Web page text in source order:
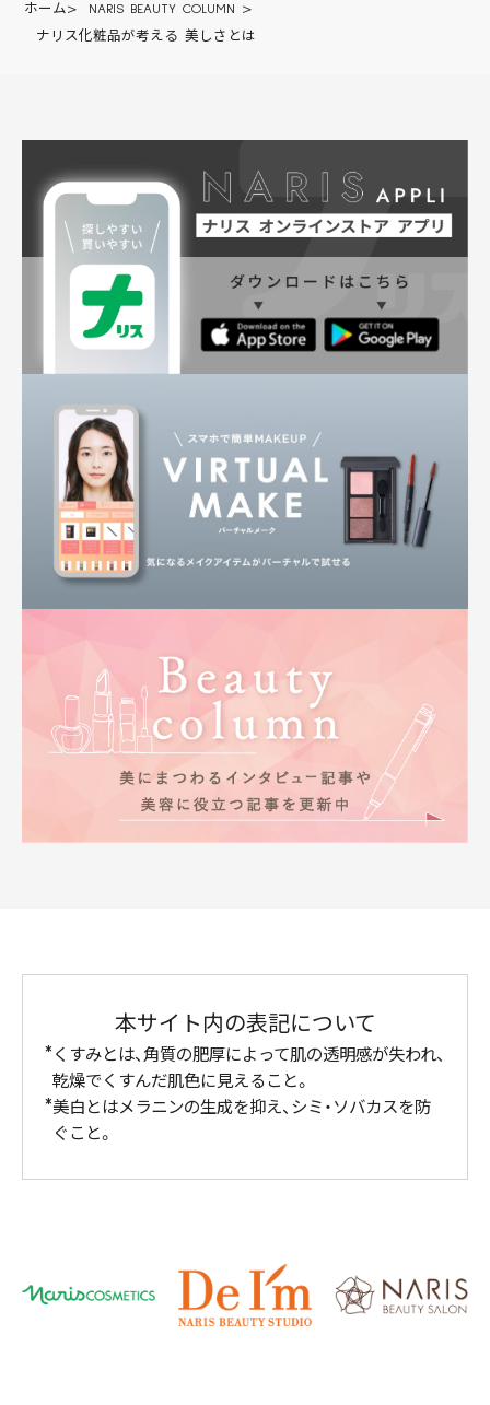
ホーム> NARIS BEAUTY COLUMN
>
ナリス化粧品が考える 美しさとは
本サイト内の表記について
くすみとは、角質の肥厚によって肌の透明感が失われ、
乾燥でくすんだ肌色に見えること。
美白とはメラニンの生成を抑え、シミ・ソバカスを防
ぐこと。